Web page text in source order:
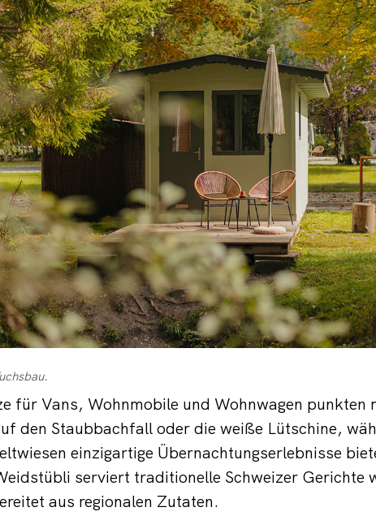
für Vans, Wohnmobile und Wohnwagen punkten
den Staubbachfall oder die weiße Lütschine,
einzigartige Übernachtungserlebnisse
serviert traditionelle Schweizer Gerichte
aus regionalen Zutaten.